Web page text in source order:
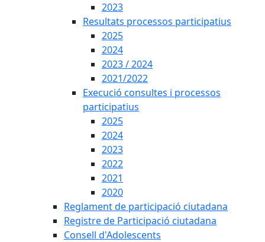
2023
Resultats processos participatius
2025
2024
2023 / 2024
2021/2022
Execució consultes i processos
participatius
2025
2024
2023
2022
2021
2020
Reglament de participació ciutadana
Registre de Participació ciutadana
Consell d'Adolescents